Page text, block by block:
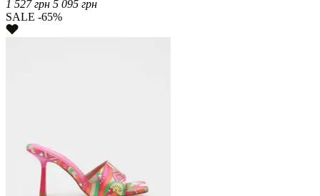
1 527грн 5 095 грн
SALE -65%